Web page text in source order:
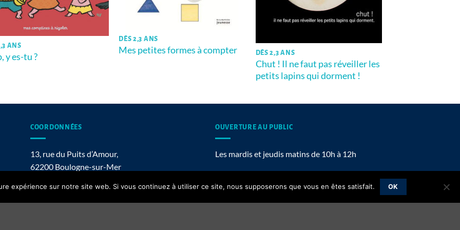
ANS
y es-tu ?
DÈS 2,3 ANS
Mes petites formes à compter DÈS 2,3 ANS
Chut ! Il ne faut pas réveiller les
petits lapins qui dorment !
COORDONNÉES
13, rue du Puits d’Amour,
62200 Boulogne-sur-Mer
Contact email
OUVERTURE AU PUBLIC
Les mardis et jeudis matins de 10h à 12h
expérience sur notre site web. Si vous continuez à utiliser ce site, nous supposerons que vous en êtes satisfait. OK